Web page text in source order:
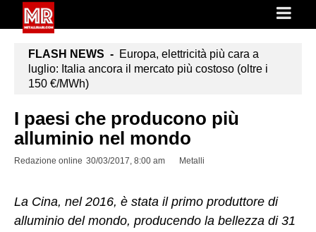
FLASH NEWS - Europa, elettricità più cara a
luglio: Italia ancora il mercato più costoso (oltre i
150 €/MWh)
I paesi che producono più
alluminio nel mondo
Redazione online 30/03/2017, 8:00 am Metalli
La Cina, nel 2016, è stata il primo produttore di
alluminio del mondo, producendo la bellezza di 31